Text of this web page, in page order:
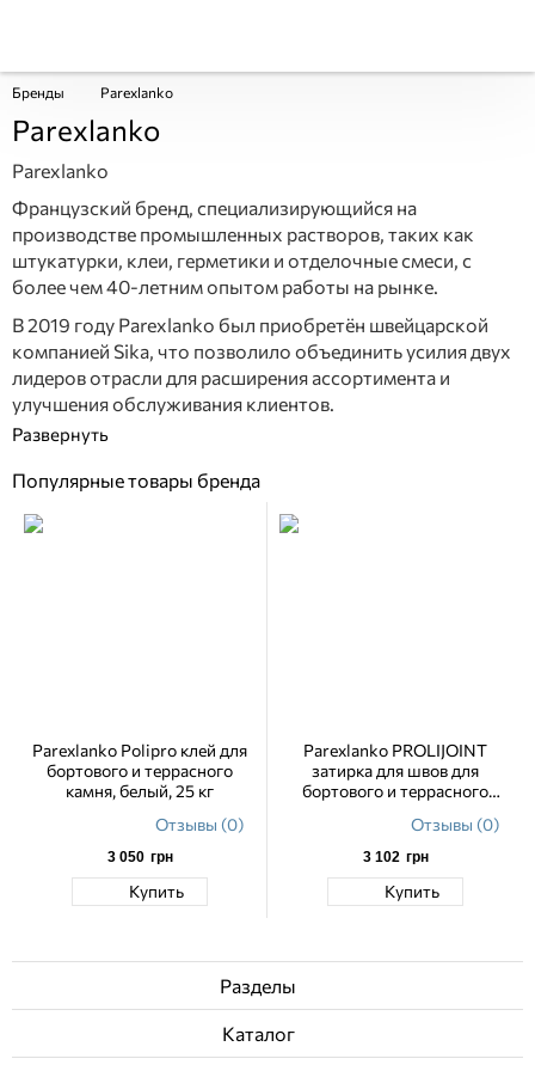
Бренды Parexlanko
Parexlanko
Parexlanko
Французский бренд, специализирующийся на
производстве промышленных растворов, таких как
штукатурки, клеи, герметики и отделочные смеси, с
более чем 40-летним опытом работы на рынке.
В 2019 году Parexlanko был приобретён швейцарской
компанией Sika, что позволило объединить усилия двух
лидеров отрасли для расширения ассортимента и
улучшения обслуживания клиентов.
Популярные товары бренда
Parexlanko Polipro клей для
бортового и террасного
камня, белый, 25 кг
Отзывы (0)
3 050 грн
Купить
Parexlanko PROLIJOINT
затирка для швов для
бортового и террасного
Отзывы (0)
3 102 грн
Купить
Разделы
Каталог